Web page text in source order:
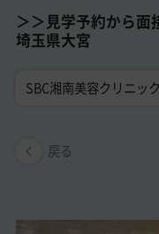
エージェント紹介
常勤求人一覧
非常勤・アルバイト求人
美容外科・美容皮
＞＞見学予約から面
埼玉県大宮
SBC湘南美容クリニッ
戻る